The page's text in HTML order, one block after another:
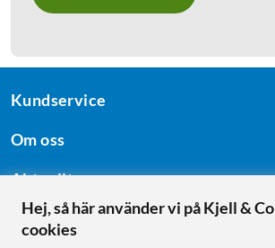
Kundservice
Om oss
Aktuellt
Följ oss
Hej, så här använder vi på Kjell &
cookies